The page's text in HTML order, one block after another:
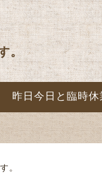
。
昨日今日と臨時
。